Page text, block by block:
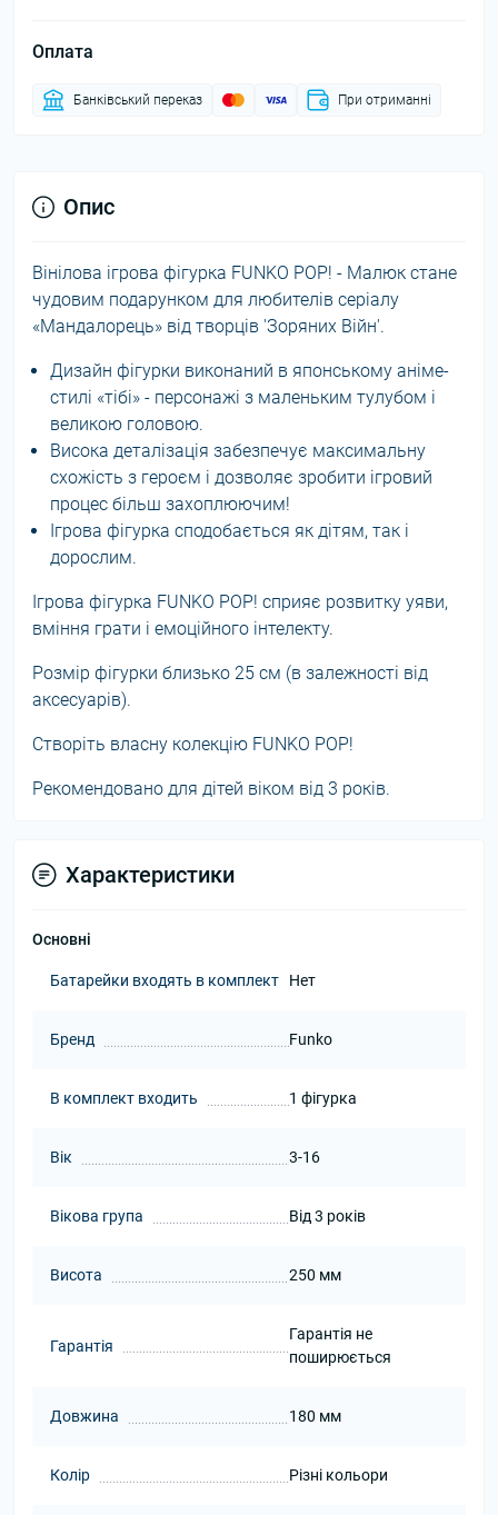
Оплата
Банківський переказ При отриманні
Опис
Вінілова ігрова фігурка FUNKO POP! - Малюк стане
чудовим подарунком для любителів серіалу
«Мандалорець» від творців 'Зоряних Війн'.
Дизайн фігурки виконаний в японському аніме-
стилі «тібі» - персонажі з маленьким тулубом і
великою головою.
Висока деталізація забезпечує максимальну
схожість з героєм і дозволяє зробити ігровий
процес більш захоплюючим!
Ігрова фігурка сподобається як дітям, так і
дорослим.
Ігрова фігурка FUNKO POP! сприяє розвитку уяви,
вміння грати і емоційного інтелекту.
Розмір фігурки близько 25 см (в залежності від
аксесуарів).
Створіть власну колекцію FUNKO POP!
Рекомендовано для дітей віком від 3 років.
Характеристики
Основні
Батарейки входять в комплект Нет
Бренд Funko
В комплект входить 1 фігурка
Вік 3-16
Вікова група Від 3 років
Висота 250 мм
Гарантія
Гарантія не
поширюється
Довжина 180 мм
Колір Різні кольори